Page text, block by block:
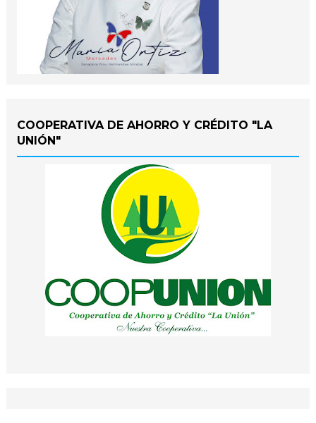
COOPERATIVA DE AHORRO Y CRÉDITO "LA
UNIÓN"